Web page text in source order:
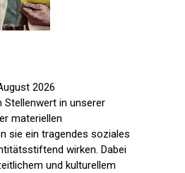
2026
Stellenwert in unserer
materiellen
sie ein tragendes soziales
wirken. Dabei
und kulturellem